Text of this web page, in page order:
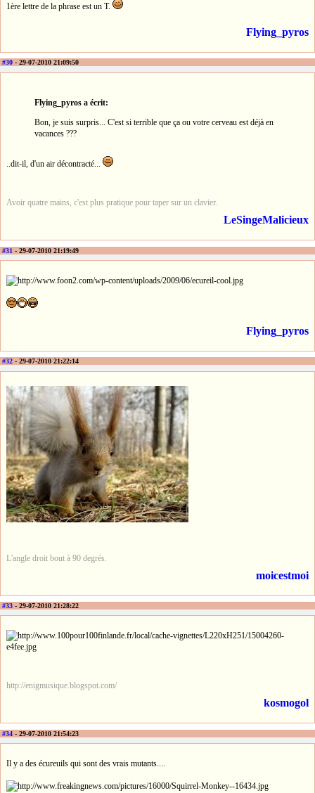
1ère lettre de la phrase est un T.
Flying_pyros
#30 - 29-07-2010 21:09:50
Flying_pyros a écrit:
Bon, je suis surpris... C'est si terrible que ça ou votre cerveau est déjà en
vacances ???
..dit-il, d'un air décontracté...
Avoir quatre mains, c'est plus pratique pour taper sur un clavier.
LeSingeMalicieux
#31 - 29-07-2010 21:19:49
Flying_pyros
#32 - 29-07-2010 21:22:14
L'angle droit bout à 90 degrés.
moicestmoi
#33 - 29-07-2010 21:28:22
http://enigmusique.blogspot.com/
kosmogol
#34 - 29-07-2010 21:54:23
Il y a des écureuils qui sont des vrais mutants....